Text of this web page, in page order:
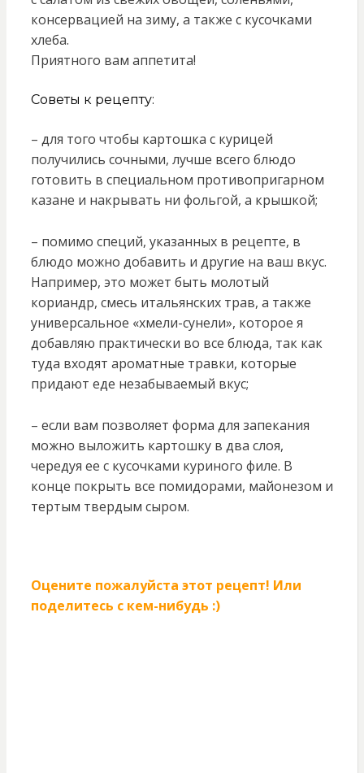
консервацией на зиму, а также с кусочками
хлеба.
Приятного вам аппетита!
Советы к рецепту:
– для того чтобы картошка с курицей
получились сочными, лучше всего блюдо
готовить в специальном противопригарном
казане и накрывать ни фольгой, а крышкой;
– помимо специй, указанных в рецепте, в
блюдо можно добавить и другие на ваш вкус.
Например, это может быть молотый
кориандр, смесь итальянских трав, а также
универсальное «хмели-сунели», которое я
добавляю практически во все блюда, так как
туда входят ароматные травки, которые
придают еде незабываемый вкус;
– если вам позволяет форма для запекания
можно выложить картошку в два слоя,
чередуя ее с кусочками куриного филе. В
конце покрыть все помидорами, майонезом и
тертым твердым сыром.
Оцените пожалуйста этот рецепт! Или
поделитесь с кем-нибудь :)